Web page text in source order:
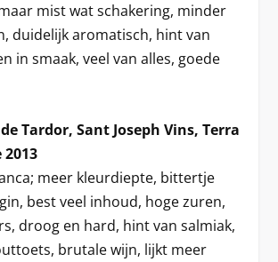
mist wat schakering, minder
duidelijk aromatisch, hint van
in smaak, veel van alles, goede
Tardor, Sant Joseph Vins, Terra
meer kleurdiepte, bittertje
best veel inhoud, hoge zuren,
droog en hard, hint van salmiak,
brutale wijn, lijkt meer